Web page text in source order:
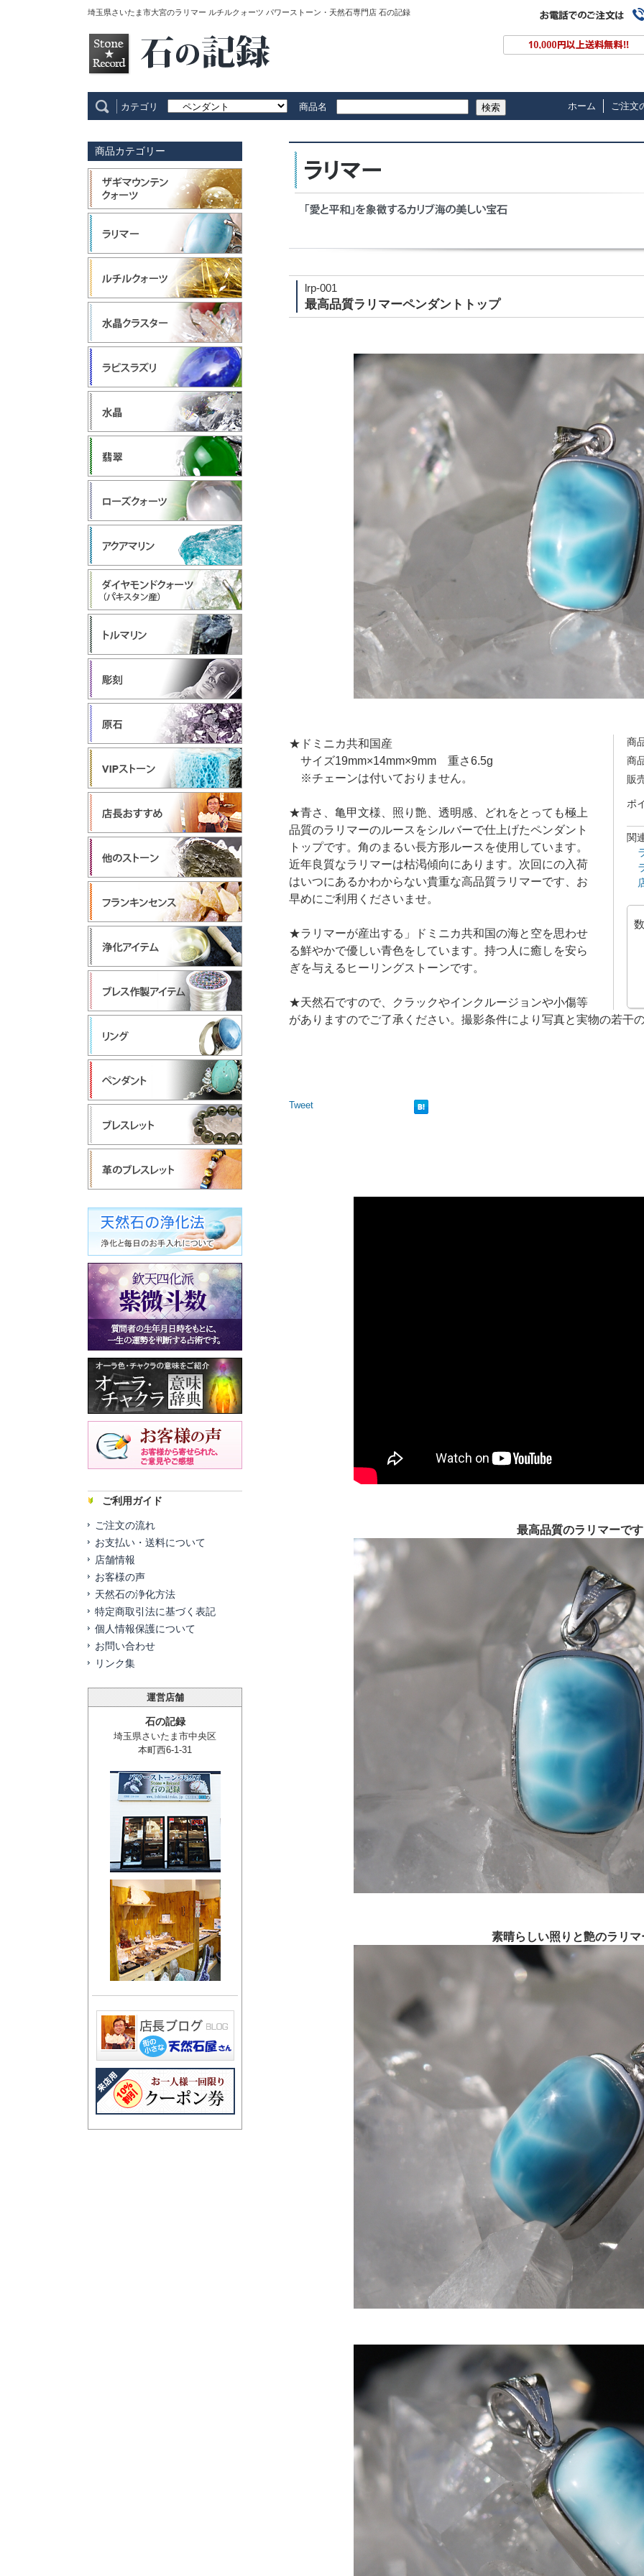
埼玉県さいたま市大宮のラリマー ルチルクォーツ パワーストーン・天然石専門店 石の記録
カテゴリ 商品名 検索 ホーム ご注文
lrp-001
最高品質ラリマーペンダントトップ
商
商
販
ポ
関
★ドミニカ共和国産
サイズ19mm×14mm×9mm 重さ6.5g
※チェーンは付いておりません。
★青さ、亀甲文様、照り艶、透明感、どれをとっても極上
品質のラリマーのルースをシルバーで仕上げたペンダント
トップです。角のまるい長方形ルースを使用しています。
近年良質なラリマーは枯渇傾向にあります。次回にの入荷
はいつにあるかわからない貴重な高品質ラリマーです、お
早めにご利用くださいませ。
★ラリマーが産出する」ドミニカ共和国の海と空を思わせ
る鮮やかで優しい青色をしています。持つ人に癒しを安ら
ぎを与えるヒーリングストーンです。
★天然石ですので、クラックやインクルージョンや小傷等
がありますのでご了承ください。撮影条件により写真と実物の若干
Tweet
最高品質のラリマーで
素晴らしい照りと艶のラリマ
商品カテゴリー
ご利用ガイド
ご注文の流れ
お支払い・送料について
店舗情報
お客様の声
天然石の浄化方法
特定商取引法に基づく表記
個人情報保護について
お問い合わせ
リンク集
運営店舗
石の記録
埼玉県さいたま市中央区
本町西6-1-31